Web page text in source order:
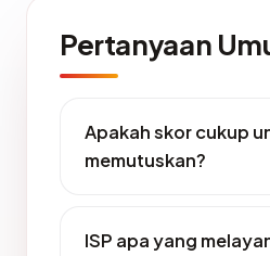
Pertanyaan
Apakah skor cukup
memutuskan?
ISP apa yang